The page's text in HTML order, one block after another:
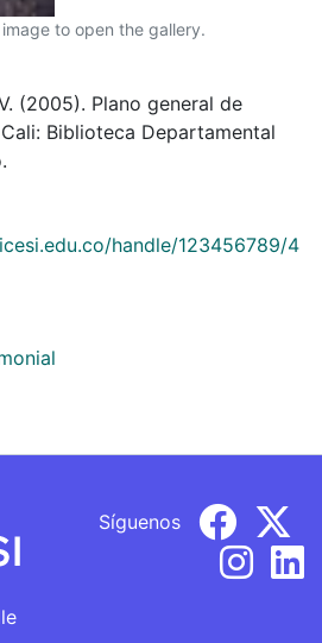
to open the gallery.
(2005). Plano general de
Biblioteca Departamental
handle/123456789/4
Síguenos